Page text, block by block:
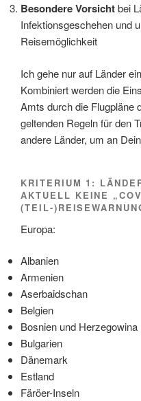
Besondere Vorsichtbei
Infektionsgeschehen und
Reisemöglichkeit
Ich gehe nur auf Länder
Kombiniert werden die
Amts durch die Flugpläne
geltenden Regeln für den
andere Länder, um an
KRITERIUM 1:
AKTUELL KEINE
(TEIL-
Europa:
Albanien
Armenien
Aserbaidschan
Belgien
Bosnien und Herzegowina
Bulgarien
Dänemark
Estland
Färöer-Inseln